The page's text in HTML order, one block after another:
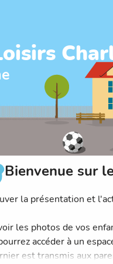
Bienvenue sur
la présentation et
les photos de vos
accéder à un
est transmis aux